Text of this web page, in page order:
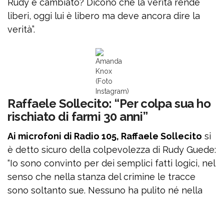
Rudy è cambiato? Dicono che la verità rende
liberi, oggi lui è libero ma deve ancora dire la
verità”.
Amanda
Knox
(Foto
Instagram)
Raffaele Sollecito: “Per colpa sua ho
rischiato di farmi 30 anni”
Ai microfoni di Radio 105, Raffaele Sollecito si
è detto sicuro della colpevolezza di Rudy Guede:
“Io sono convinto per dei semplici fatti logici, nel
senso che nella stanza del crimine le tracce
sono soltanto sue. Nessuno ha pulito né nella